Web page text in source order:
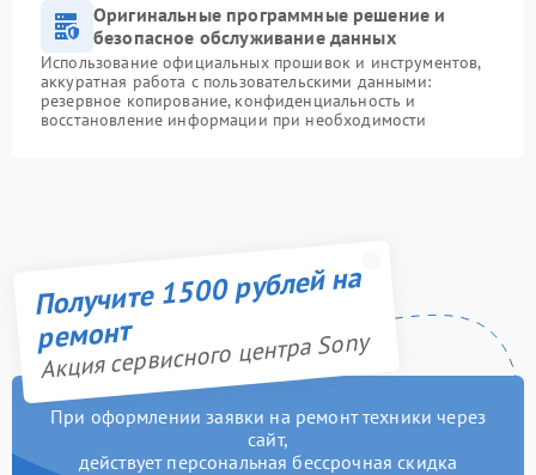
Оригинальные программные решение и
безопасное обслуживание данных
Использование официальных прошивок и инструментов,
аккуратная работа с пользовательскими данными:
резервное копирование, конфиденциальность и
восстановление информации при необходимости
Получите 1500 рублей на
ремонт
Акция сервисного центра Sony
При оформлении заявки на ремонт техники через
сайт,
действует персональная бессрочная скидка